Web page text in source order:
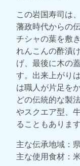
この岩国寿司は
藩政時代からの
チシャの葉を敷
れんこんの酢漬
げ、最後に木の
す。出来上がり
は職人が片足を
どの伝統的な製
やスクエア型、
ることもあります
主な伝承地域：
主な使用食材：